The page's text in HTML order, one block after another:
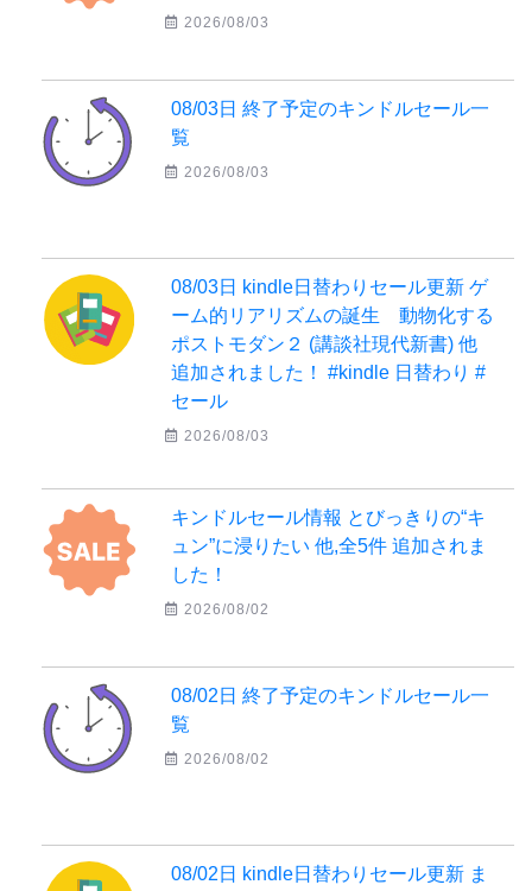
2026/08/03
08/03日 終了予定のキンドルセール一
覧
2026/08/03
08/03日 kindle日替わりセール更新 ゲ
ーム的リアリズムの誕生 動物化する
ポストモダン２ (講談社現代新書) 他
追加されました！ #kindle 日替わり #
セール
2026/08/03
キンドルセール情報 とびっきりの“キ
ュン”に浸りたい 他,全5件 追加されま
した！
2026/08/02
08/02日 終了予定のキンドルセール一
覧
2026/08/02
08/02日 kindle日替わりセール更新 ま